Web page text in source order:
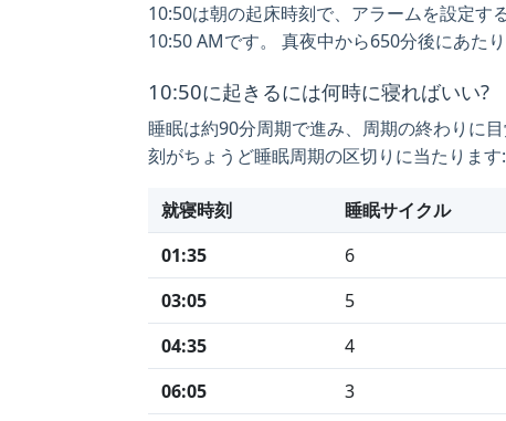
10:50は朝の起床時刻で、アラームを設定す
10:50 AMです。 真夜中から650分後にあた
10:50に起きるには何時に寝ればいい?
睡眠は約90分周期で進み、周期の終わりに
刻がちょうど睡眠周期の区切りに当たります:
就寝時刻 睡眠サイクル
01:35
6
03:05
5
04:35
4
06:05
3